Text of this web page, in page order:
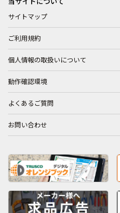
サイトマップ
ご利用規約
個人情報の取扱いについて
動作確認環境
よくあるご質問
お問い合わせ